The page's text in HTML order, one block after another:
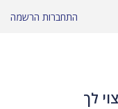
התחברות הרשמה
לך